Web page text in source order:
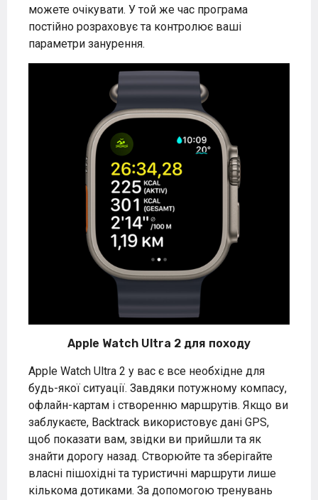
можете очікувати. У той же час програма
постійно розраховує та контролює ваші
параметри занурення.
Apple Watch Ultra 2 для походу
Apple Watch Ultra 2 у вас є все необхідне для
будь-якої ситуації. Завдяки потужному компасу,
офлайн-картам і створенню маршрутів. Якщо ви
заблукаєте, Backtrack використовує дані GPS,
щоб показати вам, звідки ви прийшли та як
знайти дорогу назад. Створюйте та зберігайте
власні пішохідні та туристичні маршрути лише
кількома дотиками. За допомогою тренувань